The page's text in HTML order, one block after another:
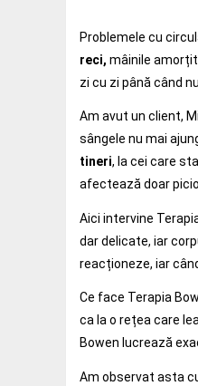
Problemele cu
reci, mâinile
zi cu zi până când
Am avut un client,
sângele nu mai
tineri, la cei care
afectează doar
Aici intervine
dar delicate, iar
reacționeze, iar
Ce face Terapia
ca la o rețea care
Bowen lucrează
Am observat asta